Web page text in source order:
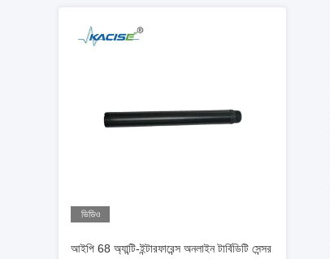
ভিডিও
আইপি 68 অ্যান্টি-ইন্টারফারেন্স অনলাইন টার্বিডিটি সেন্সর